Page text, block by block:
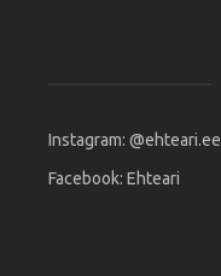
Instagram: @ehteari.ee
Facebook: Ehteari